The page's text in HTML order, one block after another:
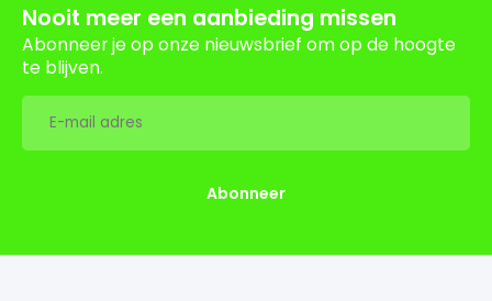
Nooit meer een aanbieding missen
Abonneer je op onze nieuwsbrief om op de hoogte
te blijven.
Abonneer